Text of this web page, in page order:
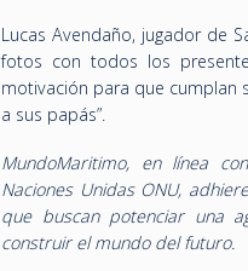
Lucas Avendaño, jugador de
fotos con todos los
motivación para que cumplan
a sus papás”.
MundoMaritimo, en línea
Naciones Unidas ONU,
que buscan potenciar una
construir el mundo del futuro.